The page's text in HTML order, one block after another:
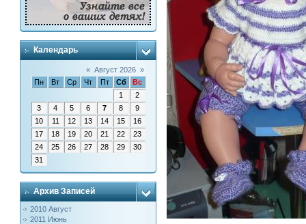
Календарь
« Август 2026 »
Пн
Вт Ср Чт Пт Сб
Вс
1
2
3
4 5 6 7 8
9
10
11 12 13 14 15
16
17
18 19 20 21 22
23
24
25 26 27 28 29
30
31
Архив Записей
2010 Август
2011 Июнь